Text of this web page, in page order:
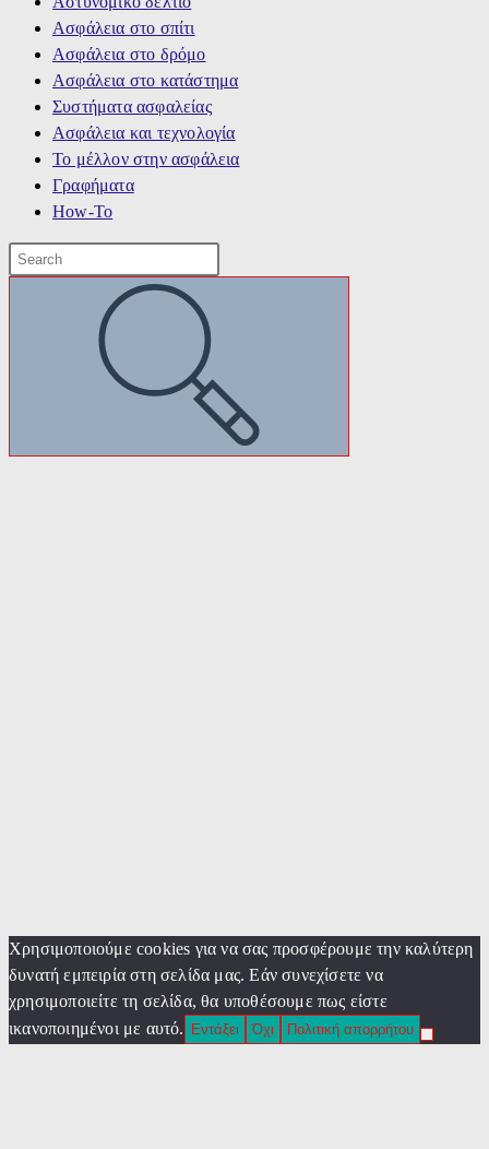
Ασφάλεια στο σπίτι
Ασφάλεια στο δρόμο
Ασφάλεια στο κατάστημα
Συστήματα ασφαλείας
Ασφάλεια και τεχνολογία
Το μέλλον στην ασφάλεια
Γραφήματα
How-To
Χρησιμοποιούμε cookies για να σας προσφέρουμε την καλύτερη
δυνατή εμπειρία στη σελίδα μας. Εάν συνεχίσετε να
χρησιμοποιείτε τη σελίδα, θα υποθέσουμε πως είστε
ικανοποιημένοι με αυτό.
Εντάξει Όχι Πολιτική απορρήτου